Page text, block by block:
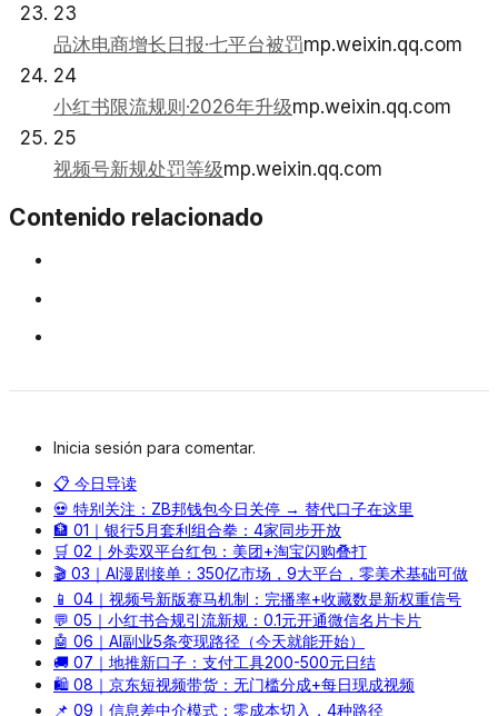
23
品沐电商增长日报·七平台被罚mp.weixin.qq.com
24
小红书限流规则·2026年升级mp.weixin.qq.com
25
视频号新规处罚等级mp.weixin.qq.com
Contenido relacionado
Inicia sesión para comentar.
📋 今日导读
💀 特别关注：ZB邦钱包今日关停 → 替代口子在这里
🏦 01｜银行5月套利组合拳：4家同步开放
🛒 02｜外卖双平台红包：美团+淘宝闪购叠打
🎬 03｜AI漫剧接单：350亿市场，9大平台，零美术基础可做
📱 04｜视频号新版赛马机制：完播率+收藏数是新权重信号
💬 05｜小红书合规引流新规：0.1元开通微信名片卡片
🤖 06｜AI副业5条变现路径（今天就能开始）
🚚 07｜地推新口子：支付工具200-500元日结
🛍️ 08｜京东短视频带货：无门槛分成+每日现成视频
📌 09｜信息差中介模式：零成本切入，4种路径